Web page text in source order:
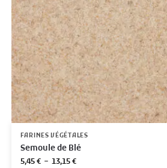
FARINES VÉGÉTALES
Semoule de Blé
5,45€ – 13,15€